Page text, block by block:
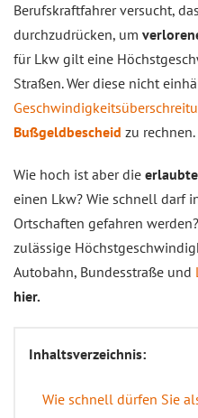
Berufskraftfahrer versucht,
durchzudrücken, um
für Lkw gilt eine
Straßen. Wer diese nicht
Bußgeldbescheid zu rechnen.
Wie hoch ist aber die
einen Lkw? Wie schnell darf
Ortschaften gefahren
zulässige
Autobahn, Bundesstraße und
hier.
Inhaltsverzeichnis:
Wie schnell dürfen Sie